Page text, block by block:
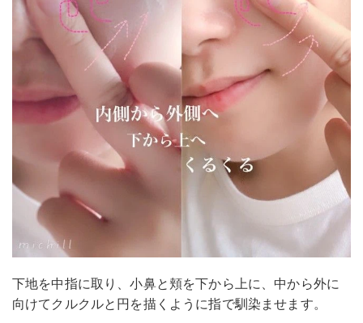
下地を中指に取り、小鼻と頬を下から上に、中から外に
向けてクルクルと円を描くように指で馴染ませます。